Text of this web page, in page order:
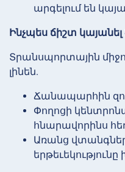
արգելում են
Ինչպես ճիշտ կայանել
Տրանսպորտային
լինեն.
Ճանապարհին
Փողոցի
հնարավորինս
Առանց
երթեւեկությունը